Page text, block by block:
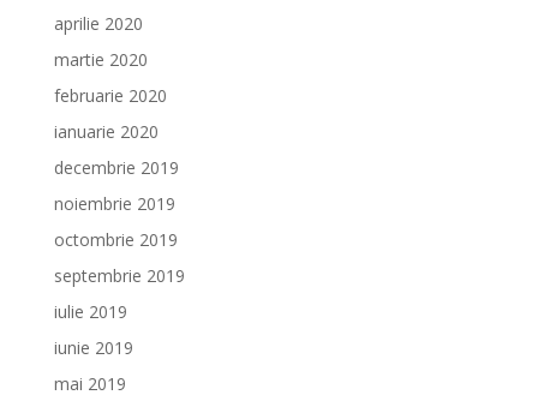
aprilie 2020
martie 2020
februarie 2020
ianuarie 2020
decembrie 2019
noiembrie 2019
octombrie 2019
septembrie 2019
iulie 2019
iunie 2019
mai 2019